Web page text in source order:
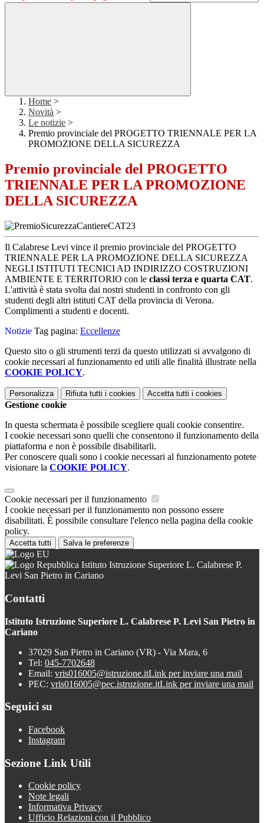
Home >
Novità >
Le notizie >
Premio provinciale del PROGETTO TRIENNALE PER LA
PROMOZIONE DELLA SICUREZZA
Premio provinciale del PROGETTO
TRIENNALE PER LA PROMOZIONE
DELLA SICUREZZA
Il Calabrese Levi vince il premio provinciale del PROGETTO
TRIENNALE PER LA PROMOZIONE DELLA SICUREZZA
NEGLI ISTITUTI TECNICI AD INDIRIZZO COSTRUZIONI
AMBIENTE E TERRITORIO con le classi terza e quarta CAT.
L'attività è stata svolta dai nostri studenti in confronto con gli
studenti degli altri istituti CAT della provincia di Verona.
Complimenti a studenti e docenti.
Notizie Tag pagina: Eccellenze
Questo sito o gli strumenti terzi da questo utilizzati si avvalgono di
cookie necessari al funzionamento ed utili alle finalità illustrate nella
COOKIE POLICY.
Personalizza Rifiuta tutti i cookies Accetta tutti i cookies
Gestione cookie
In questa schermata è possibile scegliere quali cookie consentire.
I cookie necessari sono quelli che consentono il funzionamento della
piattaforma e non è possibile disabilitarli.
Per conoscere quali sono i cookie necessari al funzionamento potete
visionare la COOKIE POLICY.
Cookie necessari per il funzionamento
I cookie necessari per il funzionamento non possono essere
disabilitati. È possibile consultare l'elenco nella pagina della cookie
policy.
Accetta tutti Salva le preferenze
Istituto Istruzione Superiore L. Calabrese P.
Levi San Pietro in Cariano
Contatti
Istituto Istruzione Superiore L. Calabrese P. Levi San Pietro in
Cariano
37029 San Pietro in Cariano (VR) - Via Mara, 6
Tel: 045-7702648
Email: vris016005@istruzione.itLink per inviare una mail
PEC: vris016005@pec.istruzione.itLink per inviare una mail
Seguici su
Facebook
Instagram
Sezione Link Utili
Cookie policy
Note legali
Informativa Privacy
Ufficio Relazioni con il Pubblico